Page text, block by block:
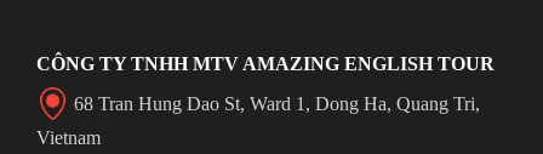
CÔNG TY TNHH MTV AMAZING ENGLISH TOUR
68 Tran Hung Dao St, Ward 1, Dong Ha, Quang Tri,
Vietnam